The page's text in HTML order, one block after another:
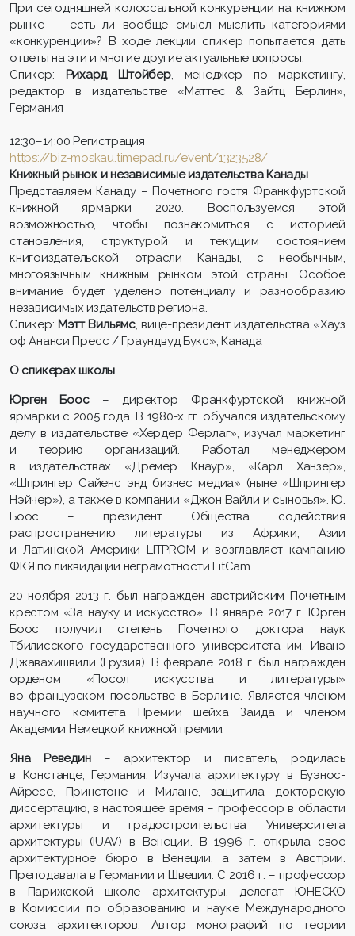
При сегодняшней колоссальной конкуренции на книжном
рынке — есть ли вообще смысл мыслить категориями
«конкуренции»? В ходе лекции спикер попытается дать
ответы на эти и многие другие актуальные вопросы.
Спикер:
Рихард Штойбер, менеджер по маркетингу,
редактор в издательстве «Маттес & Зайтц Берлин»,
Германия
12:30–14:00 Регистрация
https://biz-moskau.timepad.ru/event/1323528/
Книжный рынок и независимые издательства Канады
Представляем Канаду – Почетного гостя Франкфуртской
книжной ярмарки 2020. Воспользуемся этой
возможностью, чтобы познакомиться с историей
становления, структурой и текущим состоянием
книгоиздательской отрасли Канады, с необычным,
многоязычным книжным рынком этой страны. Особое
внимание будет уделено потенциалу и разнообразию
независимых издательств региона.
Спикер: Мэтт Вильямс, вице-президент издательства «Хауз
оф Ананси Пресс / Граундвуд Букс», Канада
О спикерах школы
Юрген Боос– директор Франкфуртской книжной
ярмарки с 2005 года. В 1980-х гг. обучался издательскому
делу в издательстве «Хердер Ферлаг», изучал маркетинг
и теорию организаций. Работал менеджером
в издательствах «Дрёмер Кнаур», «Карл Ханзер»,
«Шпрингер Сайенс энд бизнес медиа» (ныне «Шпрингер
Нэйчер»), а также в компании «Джон Вайли и сыновья». Ю.
Боос – президент Общества содействия
распространению литературы из Африки, Азии
и Латинской Америки LITPROM и возглавляет кампанию
ФКЯ по ликвидации неграмотности LitCam.
20 ноября 2013 г. был награжден австрийским Почетным
крестом «За науку и искусство». В январе 2017 г. Юрген
Боос получил степень Почетного доктора наук
Тбилисского государственного университета им. Иванэ
Джавахишвили (Грузия). В феврале 2018 г. был награжден
орденом «Посол искусства и литературы»
во французском посольстве в Берлине. Является членом
научного комитета Премии шейха Заида и членом
Академии Немецкой книжной премии.
Яна Реведин– архитектор и писатель, родилась
в Констанце, Германия. Изучала архитектуру в Буэнос-
Айресе, Принстоне и Милане, защитила докторскую
диссертацию, в настоящее время – профессор в области
архитектуры и градостроительства Университета
архитектуры (IUAV) в Венеции. В 1996 г. открыла свое
архитектурное бюро в Венеции, а затем в Австрии.
Преподавала в Германии и Швеции. С 2016 г. – профессор
в Парижской школе архитектуры, делегат ЮНЕСКО
в Комиссии по образованию и науке Международного
союза архитекторов. Автор монографий по теории